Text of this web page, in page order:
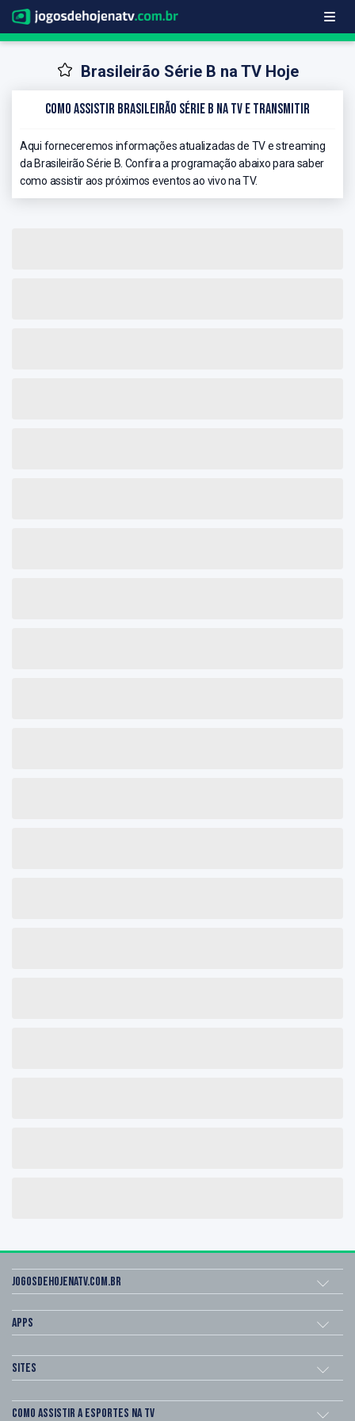
Brasileirão Série B na TV Hoje
Como Assistir Brasileirão Série B na TV e Transmitir
Aqui forneceremos informações atualizadas de TV e streaming
da Brasileirão Série B. Confira a programação abaixo para saber
como assistir aos próximos eventos ao vivo na TV.
Jogosdehojenatv.com.br
Apps
Sites
Como assistir a esportes na TV